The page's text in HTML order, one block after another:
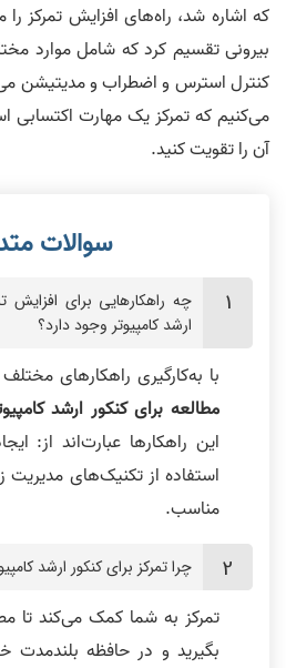
که اشاره شد، راه‌های افزایش تمرکز
بیرونی تقسیم کرد که شامل موارد
کنترل استرس و اضطراب و مدیتیشن
می‌کنیم که تمرکز یک مهارت اکتسابی
آن را تقویت کنید.
چه راهکارهایی برای افزایش
ارشد کامپیوتر وجود دارد؟
با به‌کارگیری راهکارهای
مطالعه برای کنکور ارشد
این راهکارها عبارت‌اند از:
استفاده از تکنیک‌های
مناسب.
چرا تمرکز برای کنکور ارشد
تمرکز به شما کمک می‌کند تا
بگیرید و در حافظه‌ بلندمدت